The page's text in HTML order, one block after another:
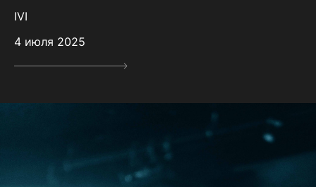
IVI
4 июля 2025